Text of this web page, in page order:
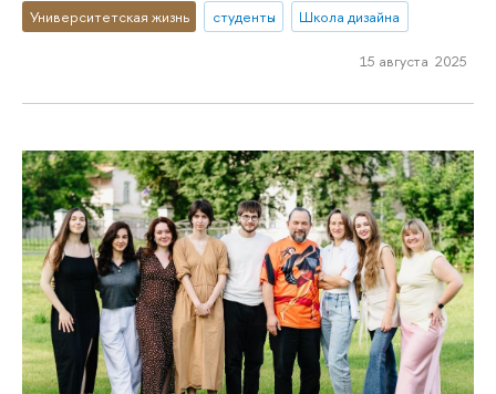
Университетская жизнь студенты Школа дизайна
15 августа 2025